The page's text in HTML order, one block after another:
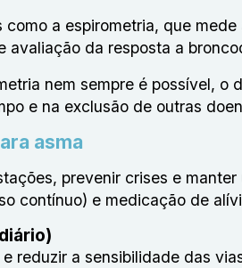
a espirometria, que
da resposta a
nem sempre é possível, o
e na exclusão de outras
asma
prevenir crises e
contínuo) e medicação de
reduzir a sensibilidade das